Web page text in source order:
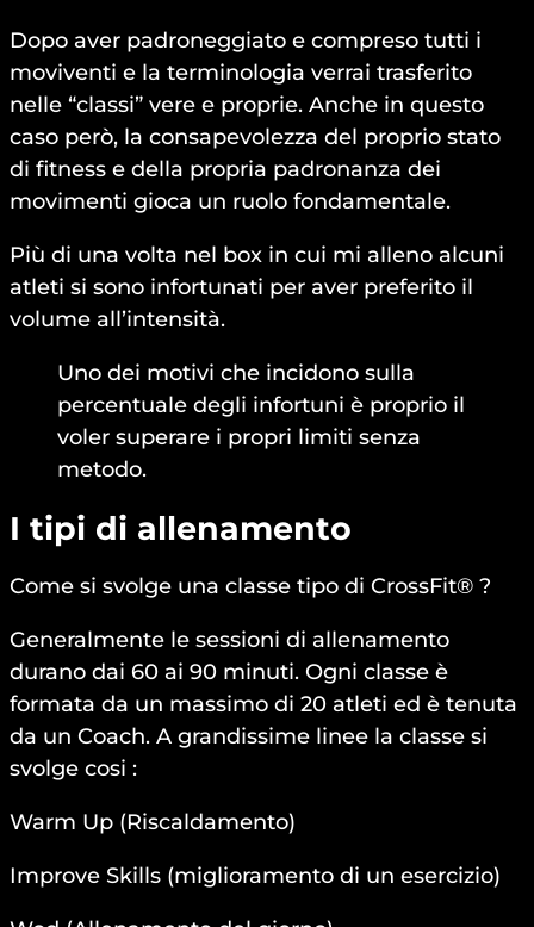
Dopo aver padroneggiato e compreso tutti i
moviventi e la terminologia verrai trasferito
nelle “classi” vere e proprie. Anche in questo
caso però, la consapevolezza del proprio stato
di fitness e della propria padronanza dei
movimenti gioca un ruolo fondamentale.
Più di una volta nel box in cui mi alleno alcuni
atleti si sono infortunati per aver preferito il
volume all’intensità.
Uno dei motivi che incidono sulla
percentuale degli infortuni è proprio il
voler superare i propri limiti senza
metodo.
I tipi di allenamento
Come si svolge una classe tipo di CrossFit® ?
Generalmente le sessioni di allenamento
durano dai 60 ai 90 minuti. Ogni classe è
formata da un massimo di 20 atleti ed è tenuta
da un Coach. A grandissime linee la classe si
svolge cosi :
Warm Up (Riscaldamento)
Improve Skills (miglioramento di un esercizio)